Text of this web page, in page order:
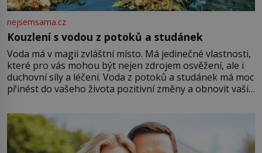
nejsemsama.cz
Kouzlení s vodou z potoků a studánek
Voda má v magii zvláštní místo. Má jedinečné vlastnosti,
které pro vás mohou být nejen zdrojem osvěžení, ale i
duchovní síly a léčení. Voda z potoků a studánek má moc
přinést do vašeho života pozitivní změny a obnovit vaši
můžete obohatit své rituály a přinést do svého života
větší harmonii a klid. Je důležité